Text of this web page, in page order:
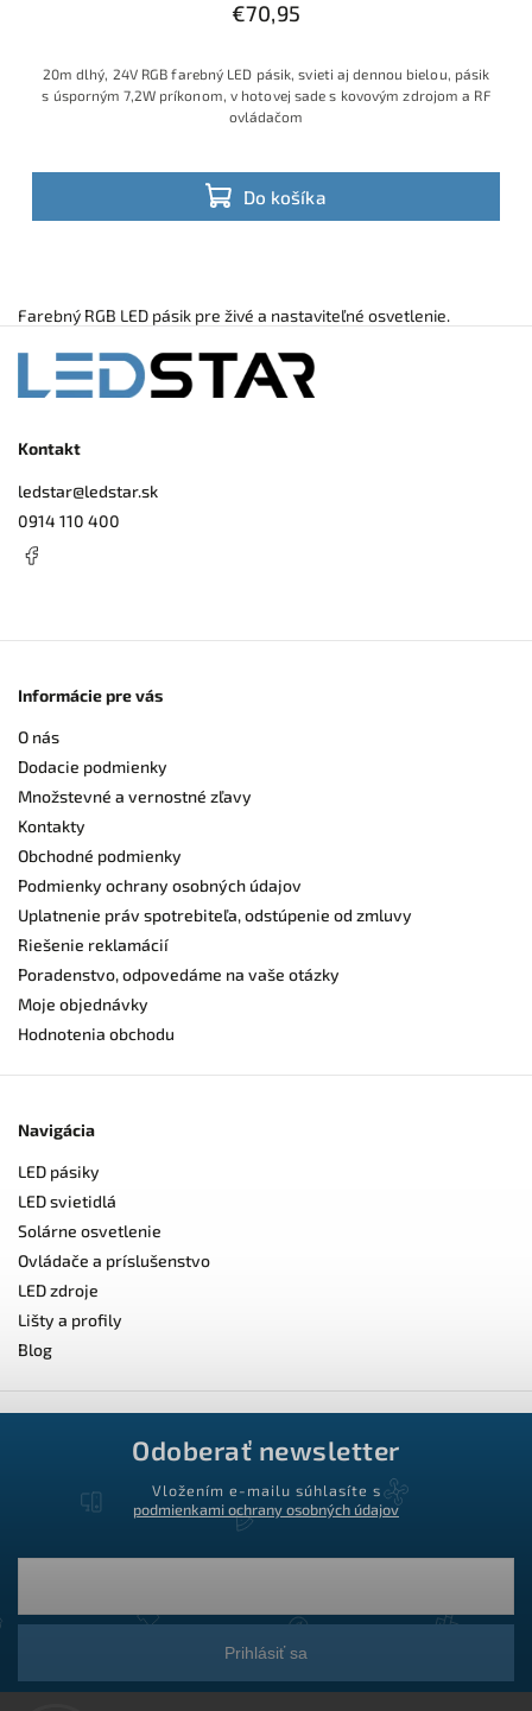
€70,95
Do košíka
20m dlhý, 24V RGB farebný LED pásik, svieti aj dennou bielou, pásik
s úsporným 7,2W príkonom, v hotovej sade s kovovým zdrojom a RF
ovládačom
Farebný RGB LED pásik pre živé a nastaviteľné osvetlenie.
Kontakt
ledstar@ledstar.sk
0914 110 400
Informácie pre vás
O nás
Dodacie podmienky
Množstevné a vernostné zľavy
Kontakty
Obchodné podmienky
Podmienky ochrany osobných údajov
Uplatnenie práv spotrebiteľa, odstúpenie od zmluvy
Riešenie reklamácií
Poradenstvo, odpovedáme na vaše otázky
Moje objednávky
Hodnotenia obchodu
Navigácia
LED pásiky
LED svietidlá
Solárne osvetlenie
Ovládače a príslušenstvo
LED zdroje
Lišty a profily
Blog
Odoberať newsletter
Vložením e-mailu súhlasíte s
podmienkami ochrany osobných údajov
Prihlásiť sa